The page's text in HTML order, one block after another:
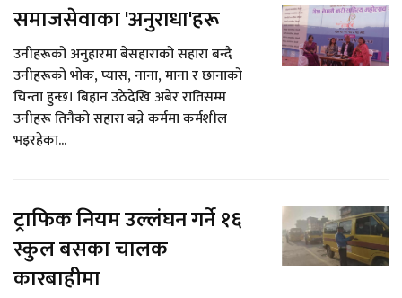
समाजसेवाका 'अनुराधा'हरू
उनीहरूको अनुहारमा बेसहाराको सहारा बन्दै
उनीहरूको भोक, प्यास, नाना, माना र छानाको
चिन्ता हुन्छ। बिहान उठेदेखि अबेर रातिसम्म
उनीहरू तिनैको सहारा बन्ने कर्ममा कर्मशील
भइरहेका...
ट्राफिक नियम उल्लंघन गर्ने १६
स्कुल बसका चालक
कारबाहीमा